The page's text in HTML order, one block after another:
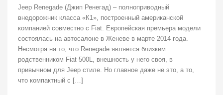
Jeep Renegade (Джип Ренегад) – полноприводный
внедорожник класса «К1», построенный американской
компанией совместно с Fiat. Европейская премьера модели
состоялась на автосалоне в Женеве в марте 2014 года.
Несмотря на то, что Renegade является близким
родственником Fiat 500L, внешность у него своя, в
привычном для Jeep стиле. Но главное даже не это, а то,
что компактный с […]